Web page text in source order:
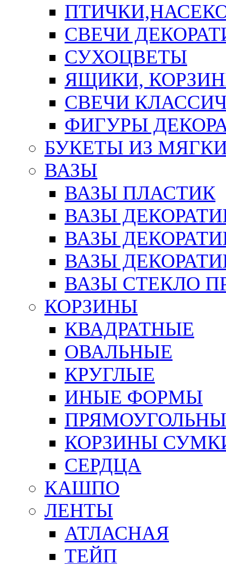
СВЕЧИ
СУХОЦВЕТЫ
ЯЩИКИ,
СВЕЧИ
ФИГУРЫ
БУКЕТЫ ИЗ
ВАЗЫ
ВАЗЫ ПЛАСТИК
ВАЗЫ
ВАЗЫ
ВАЗЫ
ВАЗЫ СТЕКЛО
КОРЗИНЫ
КВАДРАТНЫЕ
ОВАЛЬНЫЕ
КРУГЛЫЕ
ИНЫЕ ФОРМЫ
КОРЗИНЫ
СЕРДЦА
КАШПО
ЛЕНТЫ
АТЛАСНАЯ
ТЕЙП